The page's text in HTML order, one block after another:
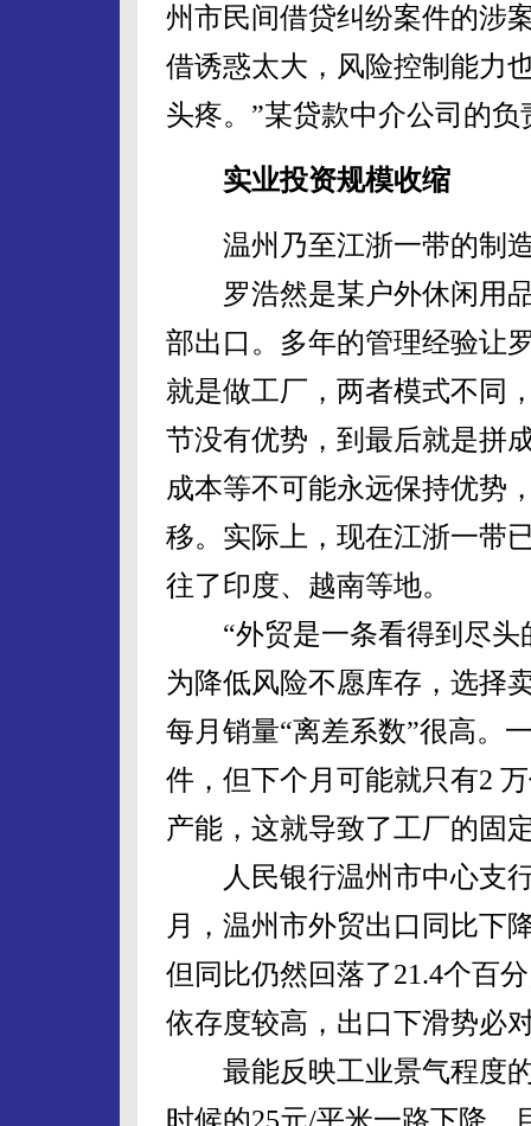
州市民间借贷纠纷案件的涉
借诱惑太大，风险控制能力
头疼。”某贷款中介公司的
实业投资规模收缩
温州乃至江浙一带的制造
罗浩然是某户外休闲用品
部出口。多年的管理经验让
就是做工厂，两者模式不同
节没有优势，到最后就是拼
成本等不可能永远保持优势
移。实际上，现在江浙一带
往了印度、越南等地。
“外贸是一条看得到尽头
为降低风险不愿库存，选择
每月销量“离差系数”很高。
件，但下个月可能就只有2
产能，这就导致了工厂的固
人民银行温州市中心支行
月，温州市外贸出口同比下
但同比仍然回落了21.4个百
依存度较高，出口下滑势必
最能反映工业景气程度的
时候的25元/平米一路下降